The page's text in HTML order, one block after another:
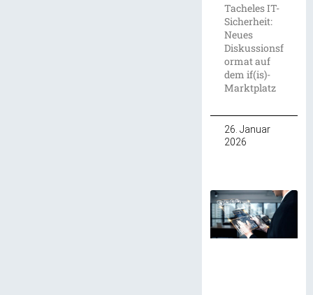
Tacheles IT-
Sicherheit:
Neues
Diskussionsf
ormat auf
dem if(is)-
Marktplatz
26. Januar
2026